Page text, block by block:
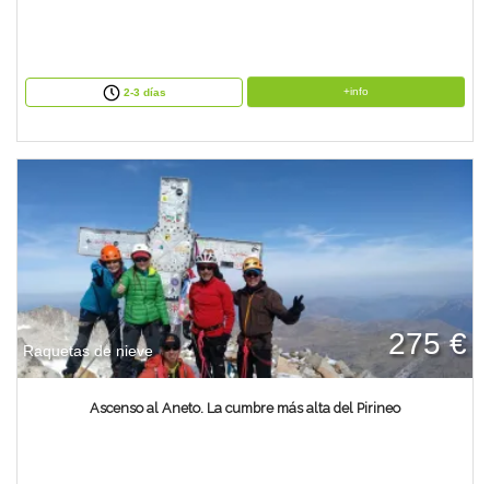
2-3 días +info
Raquetas de nieve 275 €
Ascenso al Aneto. La cumbre más alta del Pirineo